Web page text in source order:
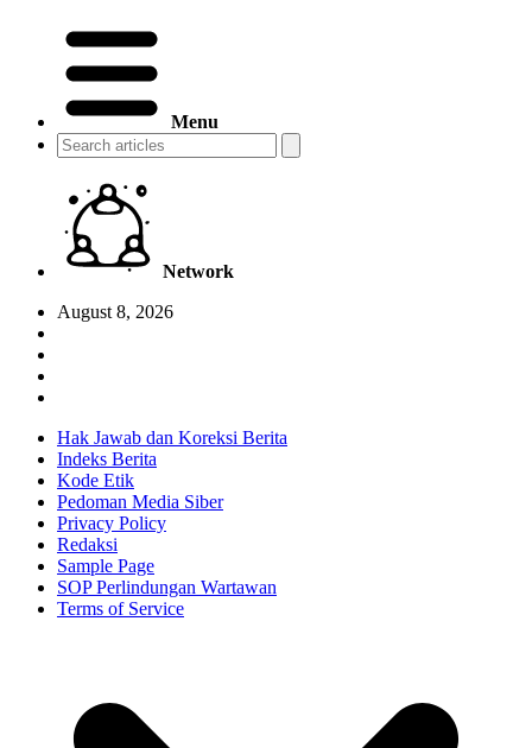
Menu
Network
August 8, 2026
Hak Jawab dan Koreksi Berita
Indeks Berita
Kode Etik
Pedoman Media Siber
Privacy Policy
Redaksi
Sample Page
SOP Perlindungan Wartawan
Terms of Service